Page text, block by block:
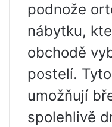
podnože
nábytku,
obchodě
postelí.
umožňují
spolehlivě